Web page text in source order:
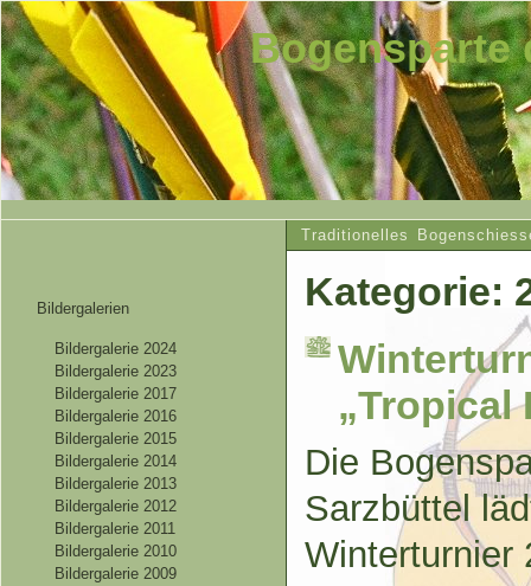
Bogensparte
Traditionelles
Bildergalerien
Bildergalerie 2024
Bildergalerie 2023
Bildergalerie 2017
Bildergalerie 2016
Bildergalerie 2015
Bildergalerie 2014
Bildergalerie 2013
Bildergalerie 2012
Bildergalerie 2011
Bildergalerie 2010
Bildergalerie 2009
Kategorie:
„Tropical
Die
Sarzbüttel
Winterturnier